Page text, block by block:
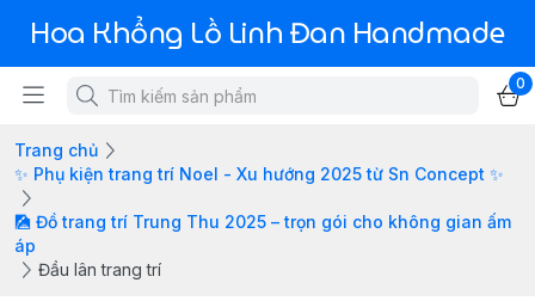
Hoa Khổng Lồ Linh Đan Handmade
0
Trang chủ
✨ Phụ kiện trang trí Noel - Xu hướng 2025 từ Sn Concept ✨
🎑 Đồ trang trí Trung Thu 2025 – trọn gói cho không gian ấm
áp
Đầu lân trang trí